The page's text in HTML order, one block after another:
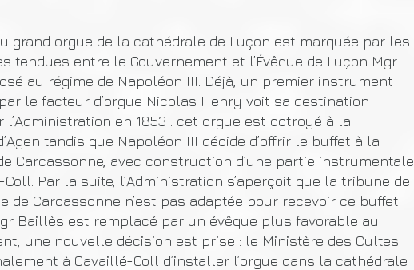
grand orgue de la cathédrale de Luçon est marquée par les
tendues entre le Gouvernement et l’Évêque de Luçon Mgr
au régime de Napoléon III. Déjà, un premier instrument
le facteur d’orgue Nicolas Henry voit sa destination
l’Administration en 1853 : cet orgue est octroyé à la
tandis que Napoléon III décide d’offrir le buffet à la
Carcassonne, avec construction d’une partie instrumentale
Par la suite, l’Administration s’aperçoit que la tribune de
de Carcassonne n’est pas adaptée pour recevoir ce buffet.
Baillès est remplacé par un évêque plus favorable au
une nouvelle décision est prise : le Ministère des Cultes
à Cavaillé-Coll d’installer l’orgue dans la cathédrale